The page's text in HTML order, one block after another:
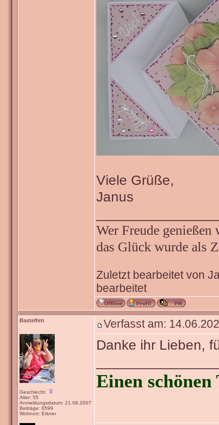
Viele Grüße,
Janus
Wer Freude
das Glück wurde als
Zuletzt bearbeitet von
bearbeitet
Bastelfeti
Geschlecht:
Alter: 55
Anmeldungsdatum: 21.08.2007
Beiträge: 6599
Wohnort: Erkner
Verfasst am:
Danke ihr Lieben,
Einen